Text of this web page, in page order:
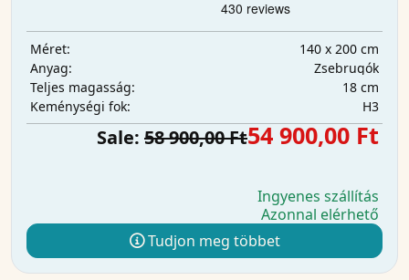
Méret:
140 x 200 cm
Anyag:
Zsebrugók
Teljes magasság:
18 cm
Keménységi fok:
H3
Sale: 58 900,00 Ft54 900,00 Ft
Ingyenes szállítás
Azonnal elérhető
Tudjon meg többet